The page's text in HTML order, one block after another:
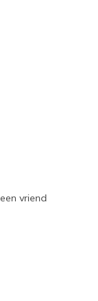
vriend